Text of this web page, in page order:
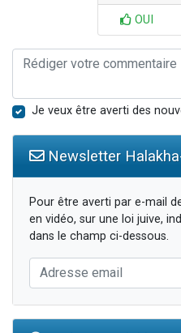
OUI
Je veux être averti des
Newsletter
Pour être averti par e-mail
en vidéo, sur une loi juive,
dans le champ ci-dessous.